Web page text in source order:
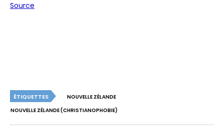
Source
ÉTIQUETTES
NOUVELLE ZÉLANDE
NOUVELLE ZÉLANDE (CHRISTIANOPHOBIE)